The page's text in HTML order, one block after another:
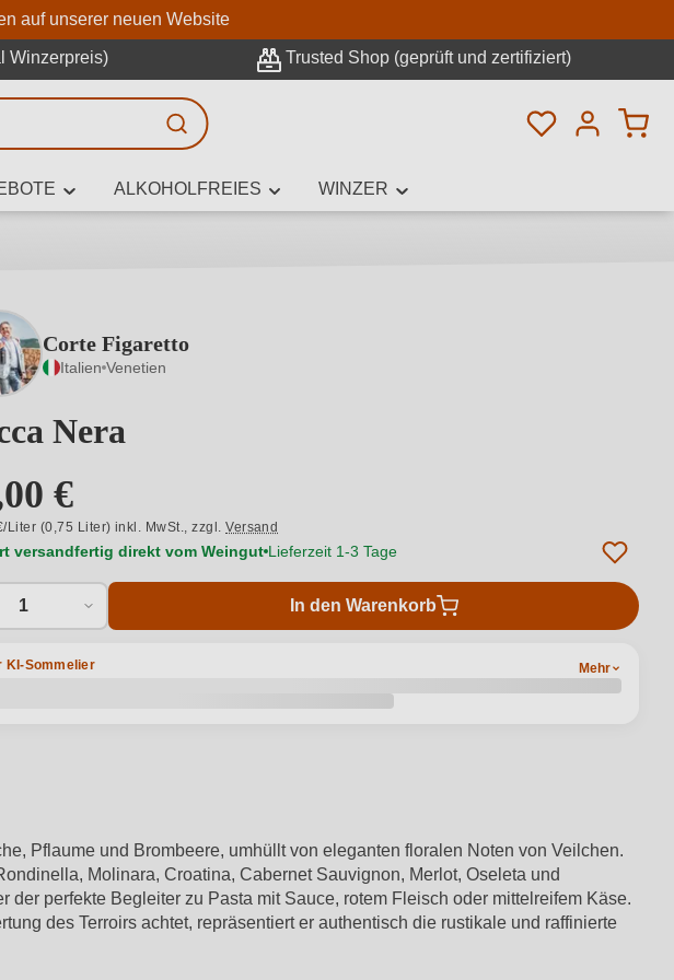
springen
springen springen
auf unserer neuen Website
Winzerpreis) Trusted Shop (geprüft und zertifiziert)
Du hast 0
ALKOHOLFREIES WINZER
Corte Figaretto
Italien Venetien
Nera
€
Liter (0,75 Liter) inkl. MwSt.,zzgl.Versand
versandfertig direkt vom Weingut Lieferzeit 1-3 Tage
1 In den Warenkorb
KI-Sommelier Mehr
Pflaume und Brombeere, umhüllt von eleganten floralen Noten von Veilchen.
Molinara, Croatina, Cabernet Sauvignon, Merlot, Oseleta und
perfekte Begleiter zu Pasta mit Sauce, rotem Fleisch oder mittelreifem Käse.
des Terroirs achtet, repräsentiert er authentisch die rustikale und raffinierte
Erweiterte Suche
Geschmack, Anlass, Weinnamen,
Kriterien.